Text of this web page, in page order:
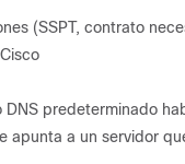
(SSPT, contrato
DNS predeterminado
apunta a un servidor